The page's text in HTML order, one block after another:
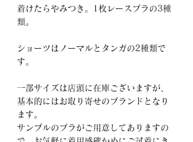
着けたらやみつき。1枚レースブラの3種
類。
ショーツはノーマルとタンガの2種類で
す。
一部サイズは店頭に在庫ございますが、
基本的にはお取り寄せのブランドとなり
ます。
サンプルのブラがご用意してありますの